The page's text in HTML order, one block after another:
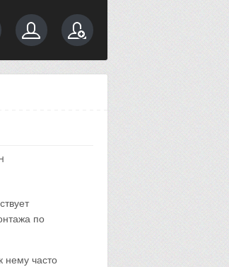
по
нему часто